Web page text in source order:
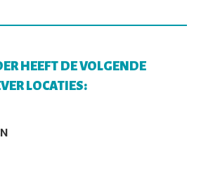
HEEFT DE VOLGENDE
LOCATIES: